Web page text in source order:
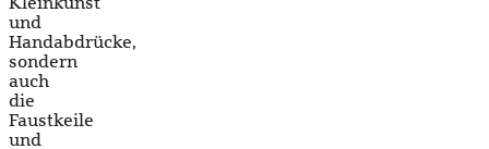
und
Handabdrücke,
sondern
auch
die
Faustkeile
und